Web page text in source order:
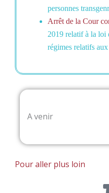
personnes
Arrêt de la Cour
2019 relatif à la loi
régimes relatifs
A venir
Pour aller plus loin